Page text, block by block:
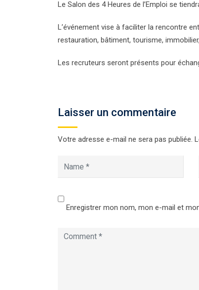
Le Salon des 4 Heures de l’Emploi se
L’événement vise à faciliter la rencontre
restauration, bâtiment, tourisme,
Les recruteurs seront présents pour
Laisser un commentaire
Votre adresse e-mail ne sera pas publiée.
Enregistrer mon nom, mon e-mail et